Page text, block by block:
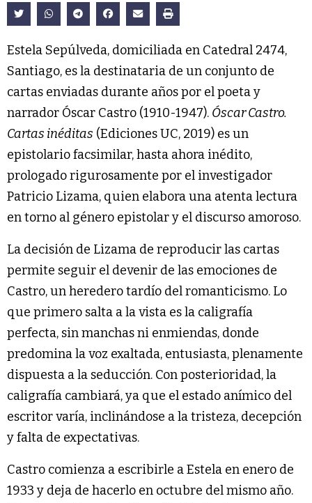
Estela Sepúlveda, domiciliada en Catedral 2474,
Santiago, es la destinataria de un conjunto de
cartas enviadas durante años por el poeta y
narrador Óscar Castro (1910-1947). Óscar Castro.
Cartas inéditas (Ediciones UC, 2019) es un
epistolario facsimilar, hasta ahora inédito,
prologado rigurosamente por el investigador
Patricio Lizama, quien elabora una atenta lectura
en torno al género epistolar y el discurso amoroso.
La decisión de Lizama de reproducir las cartas
permite seguir el devenir de las emociones de
Castro, un heredero tardío del romanticismo. Lo
que primero salta a la vista es la caligrafía
perfecta, sin manchas ni enmiendas, donde
predomina la voz exaltada, entusiasta, plenamente
dispuesta a la seducción. Con posterioridad, la
caligrafía cambiará, ya que el estado anímico del
escritor varía, inclinándose a la tristeza, decepción
y falta de expectativas.
Castro comienza a escribirle a Estela en enero de
1933 y deja de hacerlo en octubre del mismo año.